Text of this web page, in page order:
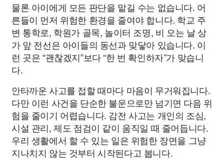
물론 아이에게 모든 판단을 맡길 수는 없습니다. 어
른들이 먼저 위험한 환경을 줄여야 합니다. 학교 주
변 통학로, 학원가 골목, 놀이터 조명, 비 오는 날 상
가 앞 전선은 아이들의 동선과 맞닿아 있습니다. 이
런 곳은 “괜찮겠지”보다 “한 번 확인하자”가 맞습니
다.
안타까운 사고를 접할 때마다 마음이 무거워집니다.
다만 이런 사건을 단순한 불운으로만 넘기면 다음 위
험을 줄이기 어렵습니다. 감전 사고는 개인의 조심,
시설 관리, 제도 점검이 같이 움직일 때 줄어듭니다.
우리 생활에서 할 수 있는 일은 위험한 장면을 그냥
지나치지 않는 것부터 시작된다고 봅니다.